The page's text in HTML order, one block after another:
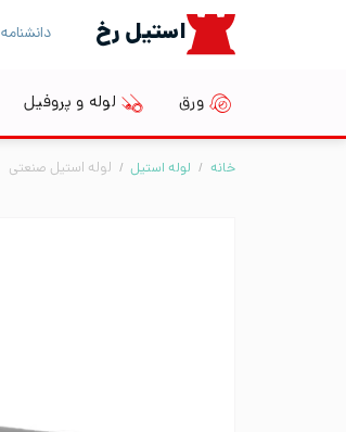
استیل رخ دانشنامه
ورق لوله و پروفیل
خانه / لوله استیل / لوله استیل صنعتی